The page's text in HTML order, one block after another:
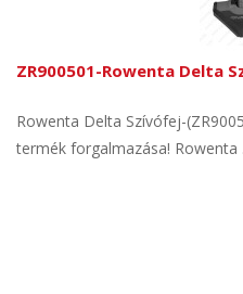
ZR900501-Rowenta Delta
Rowenta Delta Szívófej-
termék forgalmazása! Rowenta